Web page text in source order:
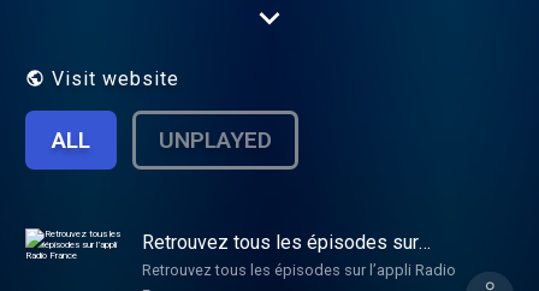
limite, rendez-vous sur Radio France .
Visit website
ALL UNPLAYED
Retrouvez tous les épisodes sur
l’appli Radio France
Retrouvez tous les épisodes sur l’appli Radio